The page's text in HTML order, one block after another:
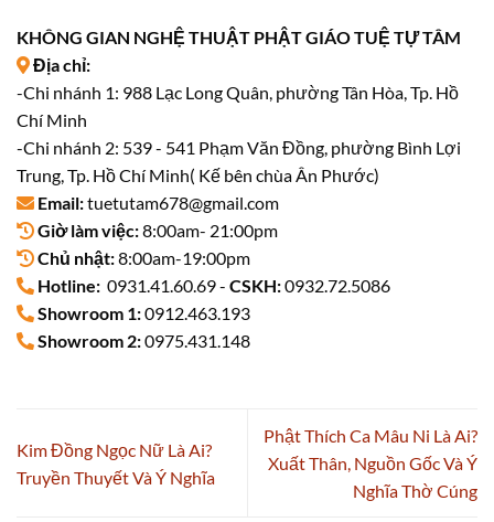
KHÔNG GIAN NGHỆ THUẬT PHẬT GIÁO TUỆ TỰ TÂM
Địa chỉ:
-Chi nhánh 1: 988 Lạc Long Quân, phường Tân Hòa, Tp. Hồ
Chí Minh
-Chi nhánh 2: 539 - 541 Phạm Văn Đồng, phường Bình Lợi
Trung, Tp. Hồ Chí Minh( Kế bên chùa Ân Phước)
Email:tuetutam678@gmail.com
Giờ làm việc:8:00am- 21:00pm
Chủ nhật:8:00am-19:00pm
Hotline: 0931.41.60.69 - CSKH:0932.72.5086
Showroom 1:0912.463.193
Showroom 2:0975.431.148
Kim Đồng Ngọc Nữ Là Ai?
Truyền Thuyết Và Ý Nghĩa
Phật Thích Ca Mâu Ni Là Ai?
Xuất Thân, Nguồn Gốc Và Ý
Nghĩa Thờ Cúng